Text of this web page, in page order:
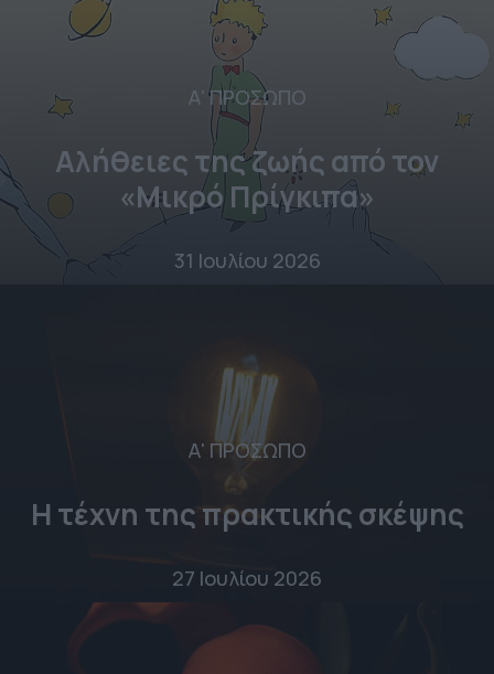
Α' ΠΡΟΣΩΠΟ
Αλήθειες της ζωής από τον
«Μικρό Πρίγκιπα»
31 Ιουλίου 2026
Α' ΠΡΟΣΩΠΟ
Η τέχνη της πρακτικής σκέψης
27 Ιουλίου 2026